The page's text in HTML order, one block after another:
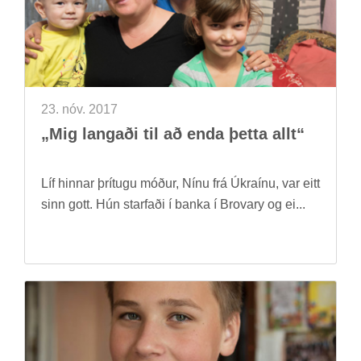
23. nóv. 2017
„Mig lang­aði til að enda þetta allt“
Líf hinn­ar þrí­tugu móð­ur, Nínu frá Úkraínu, var eitt
sinn gott. Hún starf­aði í banka í Brovary og ei...